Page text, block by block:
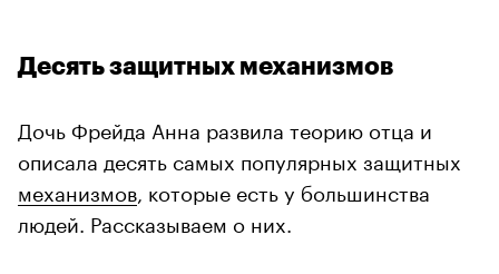
Десять защитных механизмов
Дочь Фрейда Анна развила теорию отца и
описала десять самых популярных защитных
механизмов , которые есть у большинства
людей. Рассказываем о них.